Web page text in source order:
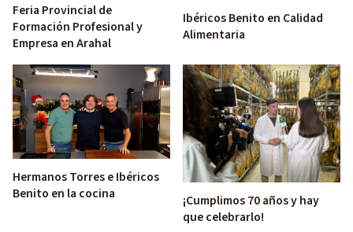
Feria Provincial de
Formación Profesional y
Empresa en Arahal
Ibéricos Benito en Calidad
Alimentaria
Hermanos Torres e Ibéricos
Benito en la cocina
¡Cumplimos 70 años y hay
que celebrarlo!